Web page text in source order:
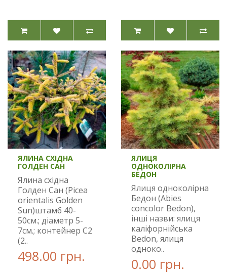
ЯЛИНА СХІДНА
ГОЛДЕН САН
Ялина східна
Голден Сан (Picea
orientalis Golden
Sun)штамб 40-
50см.; діаметр 5-
7см.; контейнер С2
(2..
498.00 грн.
ЯЛИЦЯ
ОДНОКОЛІРНА
БЕДОН
Ялиця одноколірна
Бедон (Abies
concolor Bedon),
інші назви: ялиця
каліфорнійська
Bedon, ялиця
одноко..
0.00 грн.